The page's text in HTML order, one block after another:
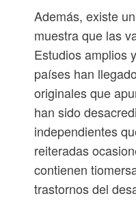
Además, existe
muestra que las
Estudios amplios
países han
originales que
han sido
independientes
reiteradas
contienen
trastornos del